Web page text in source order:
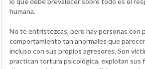
humana.
No te entristezcas, pero hay personas con
comportamiento tan anormales que
incluso con sus propios agresores. Son
practican tortura psicológica, explotan sus